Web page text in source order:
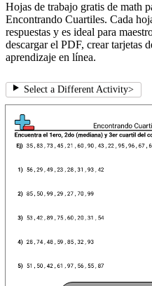
Hojas de trabajo gratis de math
Encontrando Cuartiles. Cada
respuestas y es ideal para
descargar el PDF, crear tarjetas
aprendizaje en línea.
Select a Different Activity>